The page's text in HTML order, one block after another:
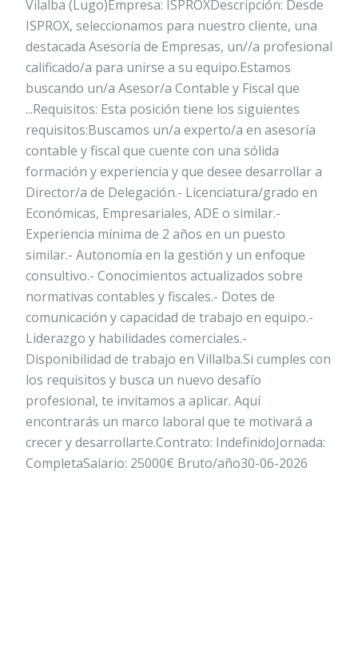
Vilalba (Lugo)Empresa: ISPROXDescripción: Desde
ISPROX, seleccionamos para nuestro cliente, una
destacada Asesoría de Empresas, un//a profesional
calificado/a para unirse a su equipo.Estamos
buscando un/a Asesor/a Contable y Fiscal que
...Requisitos: Esta posición tiene los siguientes
requisitos:Buscamos un/a experto/a en asesoría
contable y fiscal que cuente con una sólida
formación y experiencia y que desee desarrollar a
Director/a de Delegación.- Licenciatura/grado en
Económicas, Empresariales, ADE o similar.-
Experiencia mínima de 2 años en un puesto
similar.- Autonomía en la gestión y un enfoque
consultivo.- Conocimientos actualizados sobre
normativas contables y fiscales.- Dotes de
comunicación y capacidad de trabajo en equipo.-
Liderazgo y habilidades comerciales.-
Disponibilidad de trabajo en Villalba.Si cumples con
los requisitos y busca un nuevo desafío
profesional, te invitamos a aplicar. Aquí
encontrarás un marco laboral que te motivará a
crecer y desarrollarte.Contrato: IndefinidoJornada:
CompletaSalario: 25000€ Bruto/año30-06-2026